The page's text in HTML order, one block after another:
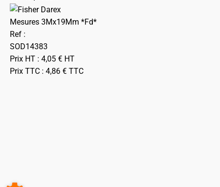
Mesures 3Mx19Mm *Fd*
Ref :
SOD14383
Prix HT : 4,05 € HT
Prix TTC : 4,86 € TTC